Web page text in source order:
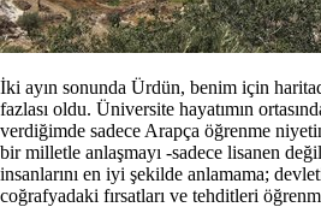
İki ayın sonunda Ürdün, benim için
fazlası oldu. Üniversite hayatımın
verdiğimde sadece Arapça öğrenme
bir milletle anlaşmayı -sadece lisanen
insanlarını en iyi şekilde anlamama;
coğrafyadaki fırsatları ve tehditleri